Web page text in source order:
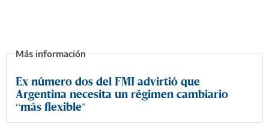
Ex número dos del FMI advirtió que
Argentina necesita un régimen cambiario
“más flexible"